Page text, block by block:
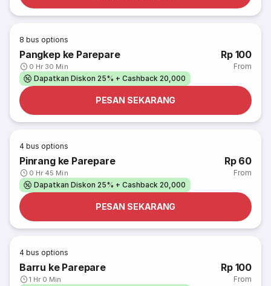
8 bus options
Pangkep ke Parepare
0 Hr 30 Min
Rp 100
From
Dapatkan Diskon 25% + Cashback 20,000
PESAN SEKARANG
4 bus options
Pinrang ke Parepare
0 Hr 45 Min
Rp 60
From
Dapatkan Diskon 25% + Cashback 20,000
PESAN SEKARANG
4 bus options
Barru ke Parepare
1 Hr 0 Min
Rp 100
From